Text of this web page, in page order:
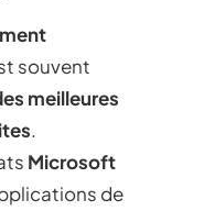
souvent
meilleures
.
Microsoft
de